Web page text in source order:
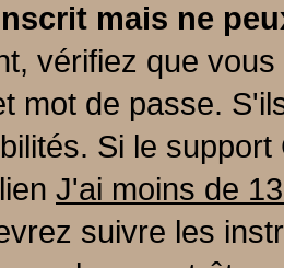
mais ne
vérifiez que
mot de passe.
Si le
J'ai moins de
suivre les